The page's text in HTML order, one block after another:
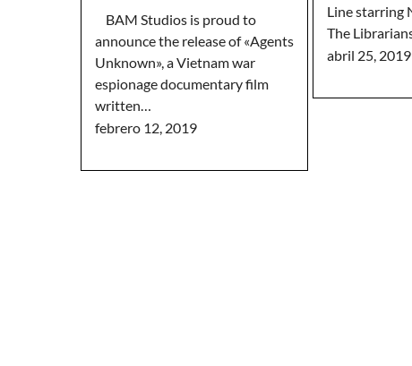
Line starring
The
abril 25, 2019
BAM Studios is proud to
announce the release of «Agents
Unknown», a Vietnam war
espionage documentary film
written…
febrero 12, 2019